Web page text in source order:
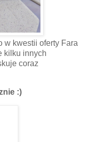
w kwestii oferty Fara
kilku innych
coraz
:)